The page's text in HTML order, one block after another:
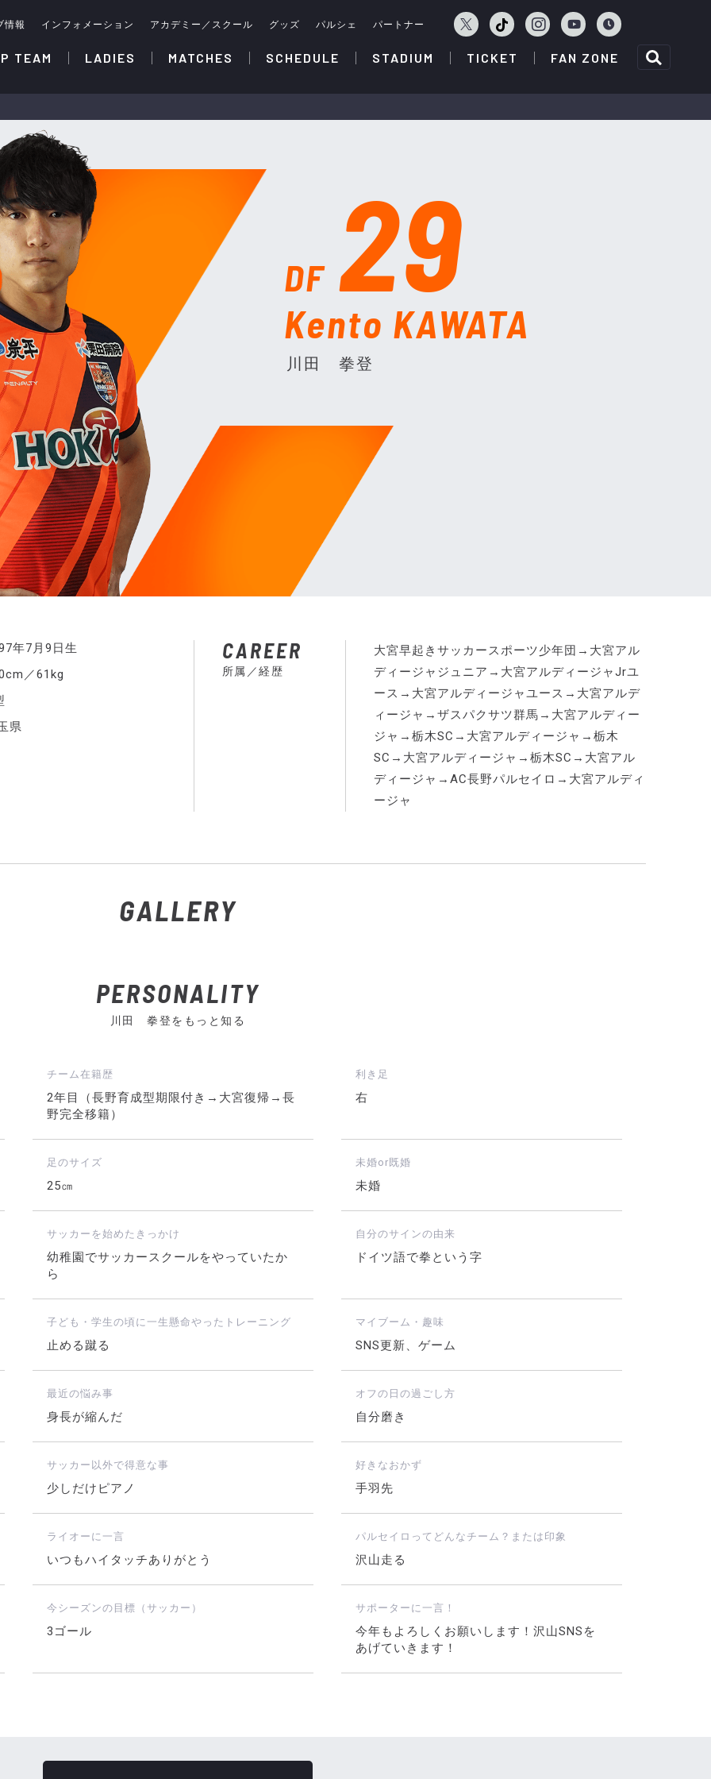
情報 インフォメーション アカデミー／スクール グッズ パルシェ パートナー
TEAM LADIES MATCHES SCHEDULE STADIUM TICKET FAN ZONE
DF 29
Kento KAWATA
川田 拳登
年7月9日生
／61kg
県
CAREER
所属／経歴
大宮早起きサッカースポーツ少年団→大宮アル
ディージャジュニア→大宮アルディージャJrユ
ース→大宮アルディージャユース→大宮アルデ
ィージャ→ザスパクサツ群馬→大宮アルディー
ジャ→栃木SC→大宮アルディージャ→栃木
SC→大宮アルディージャ→栃木SC→大宮アル
ディージャ→AC長野パルセイロ→大宮アルディ
ージャ
GALLERY
PERSONALITY
川田 拳登をもっと知る
チーム在籍歴
2年目（長野育成型期限付き→大宮復帰→長
野完全移籍）
利き足
右
足のサイズ
25㎝
未婚or既婚
未婚
サッカーを始めたきっかけ
幼稚園でサッカースクールをやっていたか
ら
自分のサインの由来
ドイツ語で拳という字
子ども・学生の頃に一生懸命やったトレーニング
止める蹴る
マイブーム・趣味
SNS更新、ゲーム
最近の悩み事
身長が縮んだ
オフの日の過ごし方
自分磨き
サッカー以外で得意な事
少しだけピアノ
好きなおかず
手羽先
ライオーに一言
いつもハイタッチありがとう
パルセイロってどんなチーム？または印象
沢山走る
今シーズンの目標（サッカー）
3ゴール
サポーターに一言！
今年もよろしくお願いします！沢山SNSを
あげていきます！